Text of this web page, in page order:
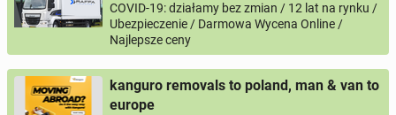
COVID-19: działamy bez zmian / 12 lat na rynku /
Ubezpieczenie / Darmowa Wycena Online /
Najlepsze ceny
kanguro removals to poland, man & van to
europe